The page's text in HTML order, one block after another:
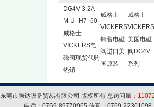
DG4V-3-2A-
M-U- H7- 60
威格士
VICKERS电
磁阀现货代购
热销
威格士
VICKERS
销售电磁
阀进口美
国原装
威格士
VICKERS
美国电磁
阀DG4V
系列
东莞市腾达设备贸易有限公司 版权所有 总访问量：